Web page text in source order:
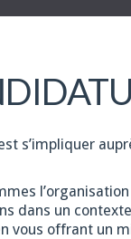
s’impliquer
dans un
vous offrant un